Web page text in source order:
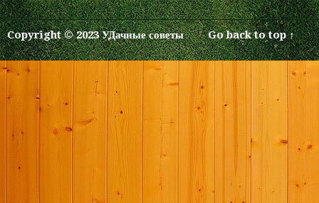
Copyright © 2023 УДачные советы Go back to top ↑